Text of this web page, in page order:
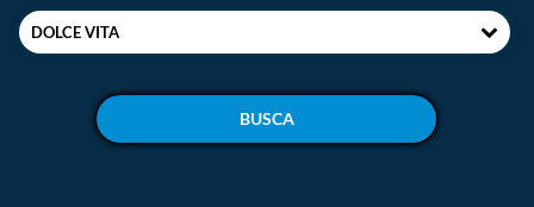
El tiempo
Podemos ayudarte?
Ir al sitio web oficial
DOLCE VITA